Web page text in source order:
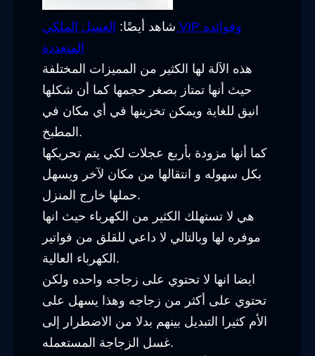
شاهد أيضًا: العسل الملكي VIP وفوائده
المتعددة
هذه الآلة لها الكثير من المميزات المختلفة
حيث أنها تمتاز بصغر حجمها كما أن شكلها
انيق للغاية ويمكن تخزينها في أي مكان في
المطبخ.
كما أنها مزودة بأربع عجلات لكي يتم تحريكها
بكل سهوله و انتقالها من مكان لآخر ويسهل
حملها خارج المنزل.
هي لا تستهلك الكثير من الكهرباء حيث انها
موفره لها وبالتالي لا داعي للقلق من فواتير
الكهرباء العالية.
ايضا انها لا تحتوي على زجاجه واحده ولكن
تحتوي على أكثر من زجاجه وهذا يسهل على
الأم كثيرا التبديل بينهم بدلا من الاضطرار إلى
غسل الزجاجة المستعمله.